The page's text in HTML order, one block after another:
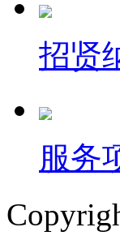
招贤
服务